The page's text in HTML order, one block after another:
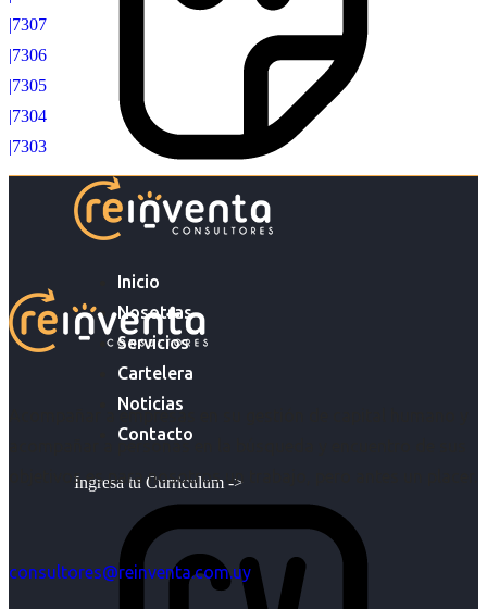
Inicio
Nosotras
Servicios
Cartelera
Noticias
Contacto
Ingresa tu Curriculum ->
|7307
|7306
|7305
|7304
|7303
Acompañar a empresas en su gestión de capital humano y
acompañar a personas en la búsqueda y encuentro de sus
objetivos es para nosotros un trabajo, pero antes un placer.
consultores@reinventa.com.uy